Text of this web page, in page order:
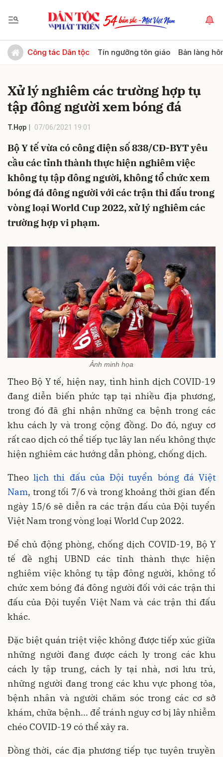
Công tác Dân tộc Tín ngưỡng tôn giáo Bản làng
Xử lý nghiêm các trường hợp tụ
tập đông người xem bóng đá
T.Hợp 07/06/2021 19:01
Bộ Y tế vừa có công điện số 838/CĐ-BYT yêu
cầu các tỉnh thành thực hiện nghiêm việc
không tụ tập đông người, không tổ chức xem
bóng đá đông người với các trận thi đấu trong
vòng loại World Cup 2022, xử lý nghiêm các
trường hợp vi phạm.
Ảnh minh họa
Theo Bộ Y tế, hiện nay, tình hình dịch COVID-19
đang diễn biến phức tạp tại nhiều địa phương,
trong đó đã ghi nhận những ca bệnh trong các
khu cách ly và trong cộng đồng. Do đó, nguy cơ
rất cao dịch có thể tiếp tục lây lan nếu không thực
hiện nghiêm các hướng dẫn phòng, chống dịch.
Theolịch thi đấu của Đội tuyển bóng đá Việt
Nam, trong tối 7/6 và trong khoảng thời gian đến
ngày 15/6 sẽ diễn ra các trận đấu của Đội tuyển
Việt Nam trong vòng loại World Cup 2022.
Để chủ động phòng, chống dịch COVID-19, Bộ Y
tế đề nghị UBND các tỉnh thành thực hiện
nghiêm việc không tụ tập đông người, không tổ
chức xem bóng đá đông người đối với các trận thi
đấu của Đội tuyển Việt Nam và các trận thi đấu
khác.
Đặc biệt quán triệt việc không được tiếp xúc giữa
những người đang được cách ly trong các khu
cách ly tập trung, cách ly tại nhà, nơi lưu trú,
những người đang trong các khu vực phong tỏa,
bệnh nhân và người chăm sóc trong các cơ sở
khám, chữa bệnh... để tránh nguy cơ bị lây nhiễm
chéo COVID-19 có thể xảy ra.
Đồng thời, các địa phương tiếp tục tuyên truyền
Gửi bình luận
Hủy Gửi